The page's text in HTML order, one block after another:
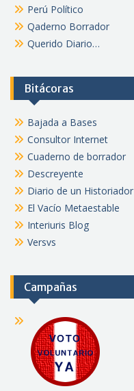
Perú Político
Qaderno Borrador
Querido Diario…
Bitácoras
Bajada a Bases
Consultor Internet
Cuaderno de borrador
Descreyente
Diario de un Historiador
El Vacío Metaestable
Interiuris Blog
Versvs
Campañas